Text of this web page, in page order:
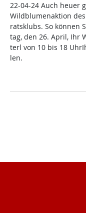
22-04-24 Auch heu­er
Wild­blu­men­ak­ti­on
rats­klubs. So kön­nen
tag, den 26. April, Ihr
terl von 10 bis 18
len.